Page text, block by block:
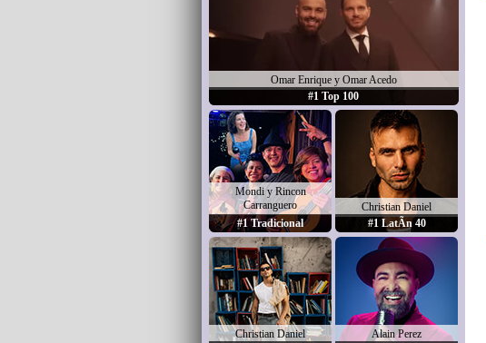
Omar Enrique y Omar Acedo
#1 Top 100
Mondi y Rincon
Carranguero
#1 Tradicional
Christian Daniel
#1 LatÃ­n 40
Christian Daniel
Alain Perez